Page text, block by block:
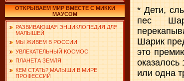
ОТКРЫВАЕМ МИР ВМЕСТЕ С МИККИ
МАУСОМ
РАЗВИВАЮЩАЯ ЭНЦИКЛОПЕДИЯ ДЛЯ
МАЛЫШЕЙ
МЫ ЖИВЕМ В РОССИИ
УВЛЕКАТЕЛЬНЫЙ КОСМОС
ПЛАНЕТА ЗЕМЛЯ
КЕМ СТАТЬ? МАЛЫШИ В МИРЕ
ПРОФЕССИЙ
* Дети,
пес
Шарик
это
оказалось
или одна